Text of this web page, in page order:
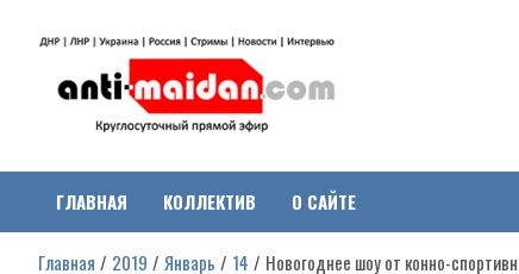
Антимайдан:
Гражданская война на
о гражданской войне на Украине, включая события в Новороссии,
ДНР, ЛНР и других регионах.
ГЛАВНАЯ КОЛЛЕКТИВ О САЙТЕ
Главная 2019 Январь 14 Новогоднее шоу от конно-